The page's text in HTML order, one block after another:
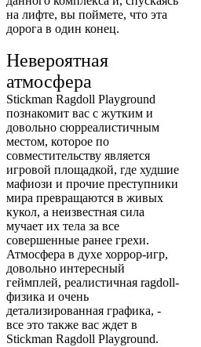
на лифте, вы поймете, что эта
дорога в один конец.
Невероятная
атмосфера
Stickman Ragdoll Playground
познакомит вас с жутким и
довольно сюрреалистичным
местом, которое по
совместительству является
игровой площадкой, где худшие
мафиози и прочие преступники
мира превращаются в живых
кукол, а неизвестная сила
мучает их тела за все
совершенные ранее грехи.
Атмосфера в духе хоррор-игр,
довольно интересный
геймплей, реалистичная ragdoll-
физика и очень
детализированная графика, -
все это также вас ждет в
Stickman Ragdoll Playground.